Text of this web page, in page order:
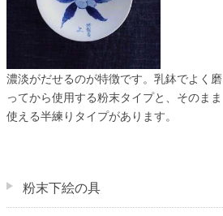
濃淡がだせるのが特徴です。乳鉢でよく磨
ってから使用する粉末タイプと、そのまま
使える半練りタイプがあります。
粉末下絵の具